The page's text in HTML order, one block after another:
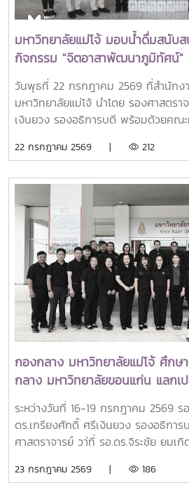
ตะวันออกเฉียงใต้ ตลอดจนเป็นแบบอย่
ปรัชญาของ SEARCA ผ่านความสำเร็
สาธารณะ และการอุทิศตนเพื่อส่วนรวม
รางวัลครอบคลุมผลงานสำคัญ 4 ด้าน
(Teaching) การวิจัย (Research) การบ
พัฒนาชุมชน (Public Service and
Development) และธุรกิจการเกษตรแล
กับผลงานที่สามารถสร้างผลกระทบอย่า
รางวัล OSSA Awards 2026 มีความ
จัดขึ้นในวาระเฉลิมฉลอง ครบรอบ 60
องค์กรระดับภูมิภาคภายใต้ the
of Education (SEAMEO) และมีบท
ศักยภาพบุคลากร ส่งเสริมการศึกษาแล
เครือข่ายความร่วมมือเพื่อการพัฒนาก
ภูมิภาคเอเชียตะวันออกเฉียงใต้มาอย่า
DAAD–SEARCA สู่ผู้นำมหาวิทยาลัยด้า
ศาสตราจารย์ ดร.วีระพล ทองมา เป็น
of the Philippines Los Baños
โดยได้รับทุนการศึกษาระดับปริญญาเ
Academic Exchange Service
Scholarship และสำเร็จการศึกษาระดั
(Ph.D.) in Extension Education จา
Philippines Los Baños ในปี ค.ศ.
วิชาการและการสร้างเครือข่ายความร่ว
การศึกษาที่ UPLB ได้เป็นส่วนสำคัญใ
ด้านการพัฒนาการศึกษา การเกษตร แ
มหาวิทยาลัยแม่โจ้ มอบน้ำดื่มสนับส
กิจกรรม "จิตอาสาพัฒนาภูมิทัศน์"
อำเภอสันทราย
วันพุธที่ 22 กรกฎาคม 2569 ที่สำนักง
มหาวิทยาลัยแม่โจ้ นำโดย รองศาสตร
เงินยวง รองอธิการบดี พร้อมด้วยคณ
จำนวน 100 แพ็ค เพื่อใช้ในกิจกรรม “
สำคัญของชาติไทย เพื่อเฉลิมพระเกียร
พระเจ้าอยู่หัว เนื่องในโอกาสวันเฉลิมพ
กรกฎาคม 2569 พร้อมทั้งสนับสนุนโคร
ป่า รักษ์โลก เพิ่มพื้นที่สีเขียวสู่ชุมชน” แ
ประชาชนที่มาใช้บริการ
22 กรกฎาคม 2569 | 212
กองกลาง มหาวิทยาลัยแม่โจ้ ศึกษ
กลาง มหาวิทยาลัยขอนแก่น แลกเ
AI เพื่อยกระดับการบริหารจัดการอ
เปลี่ยนเรียนรู้ด้านการประยุกต์ใช้
ระหว่างวันที่ 16-19 กรกฎาคม 2569 ร
ดร.เกรียงศักดิ์ ศรีเงินยวง รองอธิกา
ศาสตราจารย์ วา่ที่ รอ.ดร.จิระชัย ยมเ
กองกลางเข้าโครงการการศึกษาดูงาน
23 กรกฎาคม 2569 | 186